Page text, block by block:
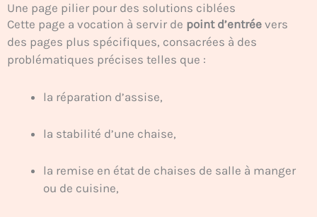
Une page pilier pour des solutions ciblées
Cette page a vocation à servir de point d’entrée vers
des pages plus spécifiques, consacrées à des
problématiques précises telles que :
la réparation d’assise,
la stabilité d’une chaise,
la remise en état de chaises de salle à manger
ou de cuisine,